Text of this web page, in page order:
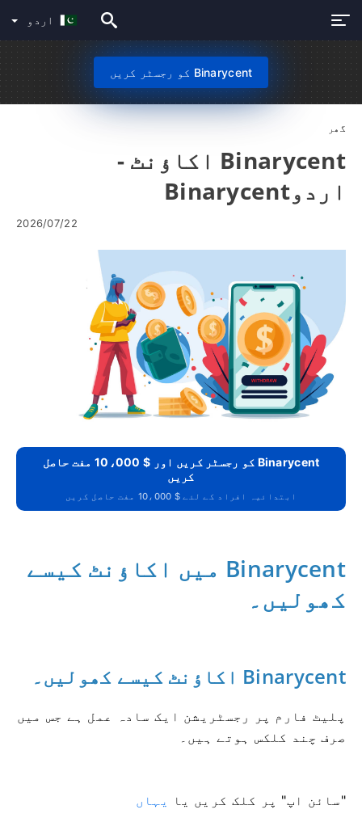
اردو
Binarycent کو رجسٹر کریں
گھر
Binarycent اکاؤنٹ -
اردوBinarycent
2026/07/22
Binarycent کو رجسٹر کریں اور $ 10،000 مفت حاصل
کریں
ابتدائیہ افراد کے لئے $ 10،000 مفت حاصل کریں
Binarycent میں اکاؤنٹ کیسے
کھولیں۔
Binarycent اکاؤنٹ کیسے کھولیں۔
پلیٹ فارم پر رجسٹریشن ایک سادہ عمل ہے جس میں
صرف چند کلکس ہوتے ہیں۔
"سائن اپ" پر کلک کریں یا یہاں